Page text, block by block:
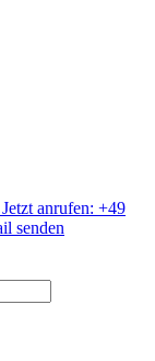
Jetzt anrufen: +49
senden